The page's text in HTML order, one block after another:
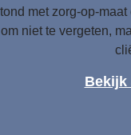
met zorg-op-
om niet te vergeten,
Bekijk